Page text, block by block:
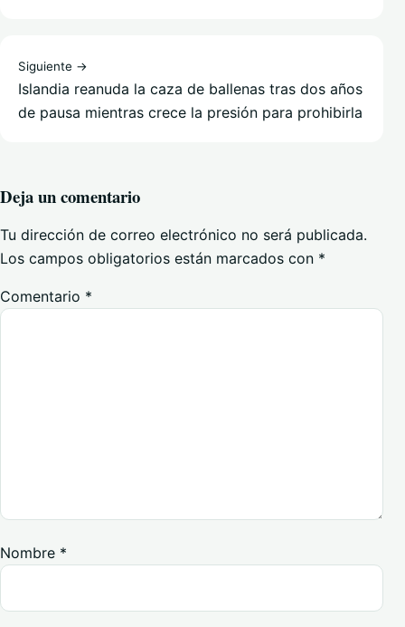
Siguiente →
Islandia reanuda la caza de ballenas tras dos años
de pausa mientras crece la presión para prohibirla
Deja un comentario
Tu dirección de correo electrónico no será publicada.
Los campos obligatorios están marcados con *
Comentario *
Nombre *